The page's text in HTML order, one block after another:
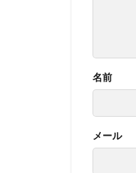
名前
メール